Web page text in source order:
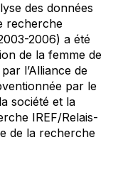
des données
recherche
2006) a été
de la femme de
l’Alliance de
par le
société et la
IREF/Relais-
de la recherche